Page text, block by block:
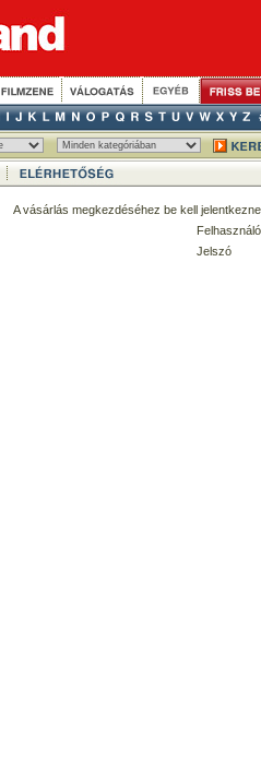
A vásárlás megkezdéséhez be kell
Jelszó